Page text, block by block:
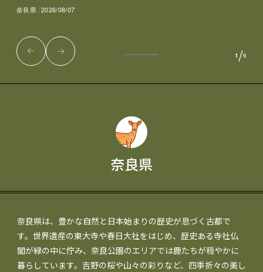
奈良県
奈良県は、豊かな自然と日本始まりの歴史が息づく古都で
す。世界遺産の東大寺や春日大社をはじめ、歴史ある寺社仏
閣が緑の中に佇み、奈良公園のエリアでは鹿たちが穏やかに
暮らしています。吉野の桜や山々の彩りなど、四季折々の美し
奈良県 2026/08/07
1 /6